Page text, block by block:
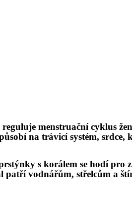
menstruační cyklus žen
sobí na trávicí systém, srdce,
s korálem se hodí pro
l patří vodnářům, střelcům a